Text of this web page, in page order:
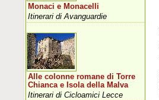
Monaci e Monacelli
Itinerari di Avanguardie
Alle colonne romane di Torre
Chianca e Isola della Malva
Itinerari di Cicloamici Lecce